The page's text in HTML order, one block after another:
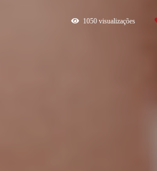
1050 visualizações